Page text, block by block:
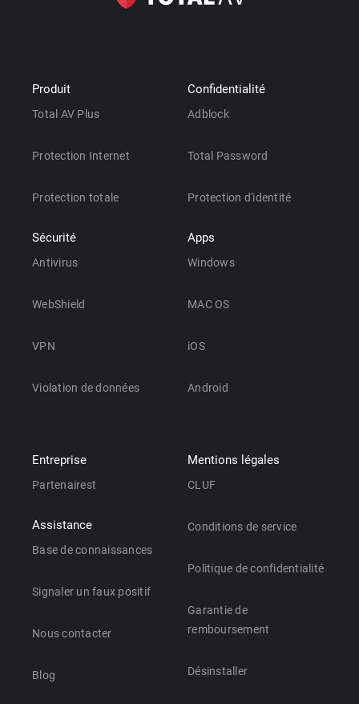
Produit
Total AV Plus
Protection Internet
Protection totale
Sécurité
Antivirus
WebShield
VPN
Violation de données
Confidentialité
Adblock
Total Password
Protection d'identité
Apps
Windows
MAC OS
iOS
Android
Entreprise
Partenairest
Assistance
Base de connaissances
Signaler un faux positif
Nous contacter
Blog
Mentions légales
CLUF
Conditions de service
Politique de confidentialité
Garantie de
remboursement
Désinstaller